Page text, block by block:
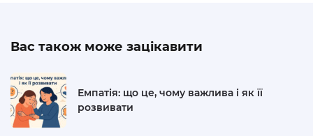
Вас також може зацікавити
Емпатія: що це, чому важлива і як її
розвивати